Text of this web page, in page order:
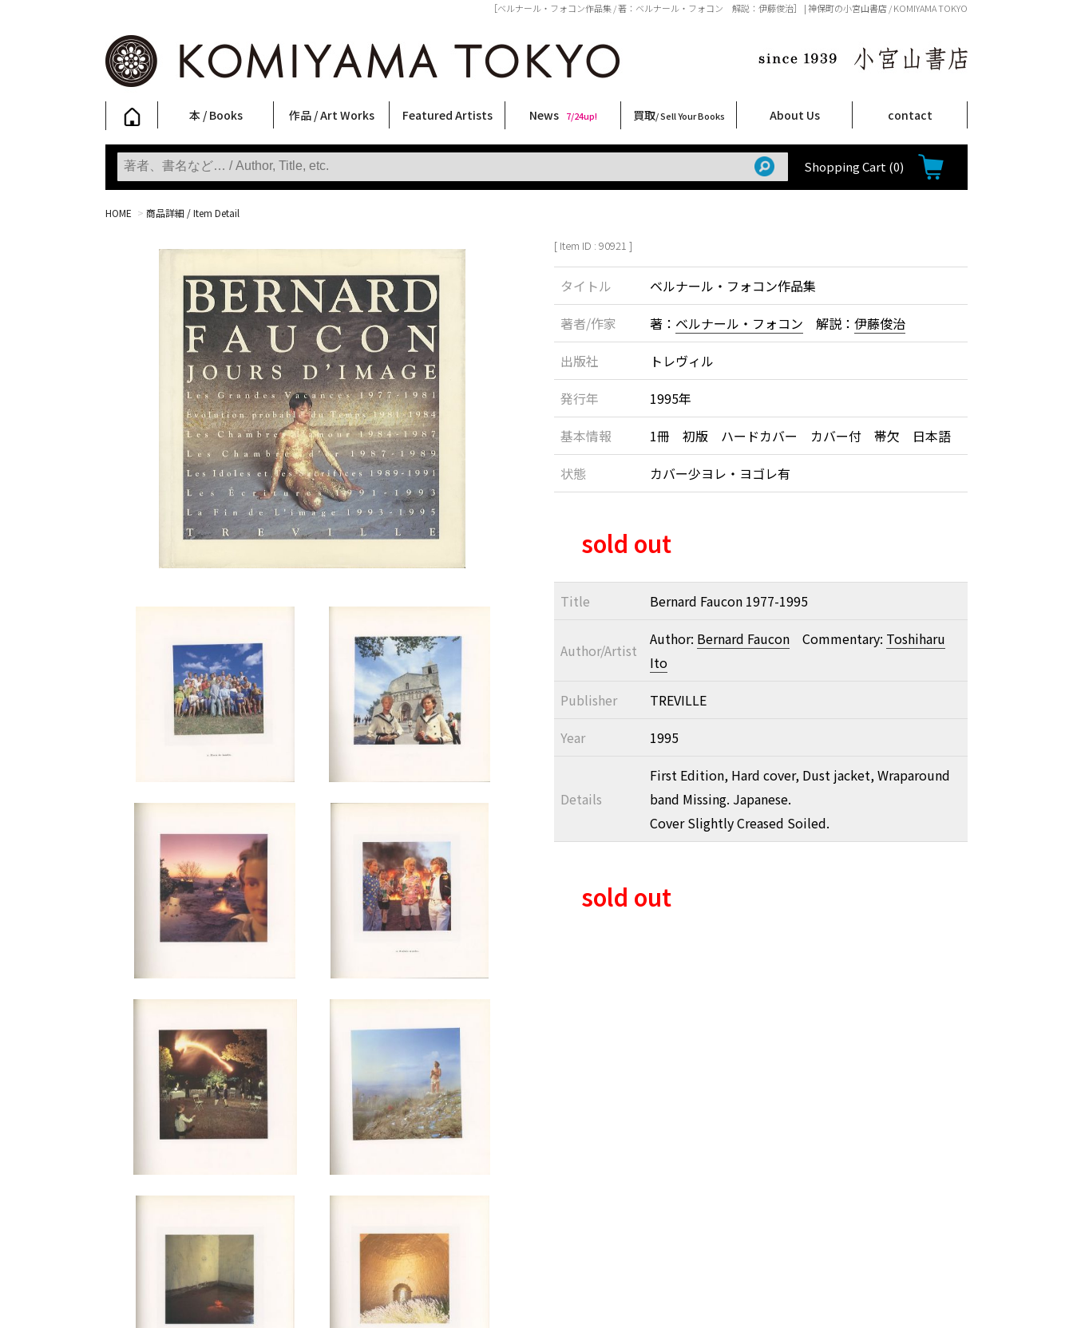
［ベルナール・フォコン作品集 / 著：ベルナール・フォコン 解説：伊藤俊治］ | 神保町の小宮山書店 / KOMIYAMA TOKYO
本 / Books
写真集
Photobooks
ファッション
Fashion
アート / 美術
Art
文学・人文
Literature & Humanities
日本文化
Japanese Culture
新刊
New Books
SALE
SALE
作品 / Art Works
フォトグラフィー
Photography
ポスター
Posters
ストリートアート
Street Art
立体・その他
Sculptures / etc
アートワークス
Art Works
Primary Artworks
KOMIYAMA TOKYO ART LABEL
版画
Prints
Featured Artists
稲嶺啓一(東風終)
村田言恵
丸岡和吾
Rico Casella
キム・ロートン
菅谷晋一
柴田亜美
内藤啓介
CHRIS
春川ナミオ
三島剛
内藤ルネ
須藤昌人
三島由紀夫
森山大道
大西洋介
天野タケル
大類信
COOKIE
林月光
秋赤音
横尾忠則
佐伯俊男
北島敬三
二本木里美
News 7/24up!
新着・おすすめ商品 9/7up!
フェア・イベント情報 7/24up!
お店からのお知らせ 6/1up!
買取/ Sell Your Books
買取ブログ
買取専用フォーム
古書 / 古本の買取
美術品の買取
出張買取について
宅配買取について
店頭買取について
よくある質問
About Us
店舗案内
Shop Infomation
ご注文について
How to Order
特定商取引法に関する表示
プライバシーポリシー
contact
Shopping Cart (0)
HOME > 商品詳細 / Item Detail
[ Item ID : 90921 ]
タイトル
ベルナール・フォコン作品集
著者/作家
著： ベルナール・フォコン 解説： 伊藤俊治
出版社
トレヴィル
発行年
1995年
基本情報
1冊 初版 ハードカバー カバー付 帯欠 日本語
状態
カバー少ヨレ・ヨゴレ有
sold out
Title Bernard Faucon 1977-1995
Author/Artist
Author: Bernard FauconCommentary: Toshiharu
Ito
Publisher
TREVILLE
Year
1995
Details
First Edition, Hard cover, Dust jacket, Wraparound
band Missing. Japanese.
Cover Slightly Creased Soiled.
sold out